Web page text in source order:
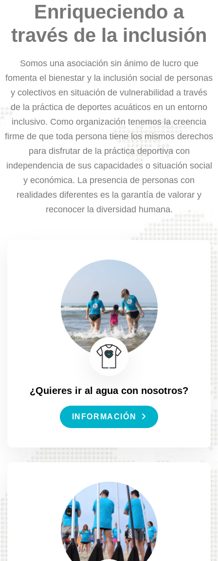
Enriqueciendo a
través de la inclusión
Somos una asociación sin ánimo de lucro que
fomenta el bienestar y la inclusión social de personas
y colectivos en situación de vulnerabilidad a través
de la práctica de deportes acuáticos en un entorno
inclusivo. Como organización tenemos la creencia
firme de que toda persona tiene los mismos derechos
para disfrutar de la práctica deportiva con
independencia de sus capacidades o situación social
y económica. La presencia de personas con
realidades diferentes es la garantía de valorar y
reconocer la diversidad humana.
¿Quieres ir al agua con nosotros?
INFORMACIÓN